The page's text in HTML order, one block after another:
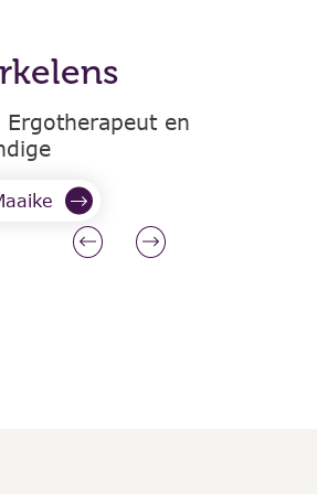
Ergotherapeut en